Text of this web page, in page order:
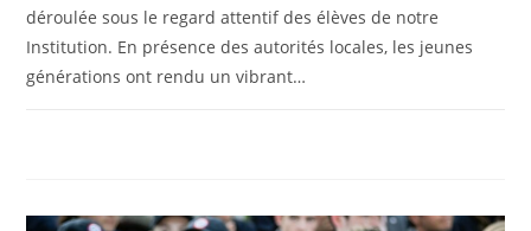
déroulée sous le regard attentif des élèves de notre
Institution. En présence des autorités locales, les jeunes
générations ont rendu un vibrant…